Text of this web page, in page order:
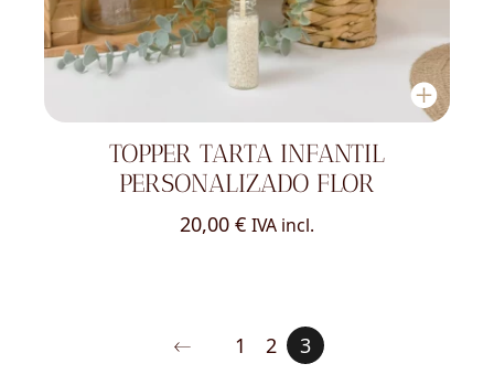
TOPPER TARTA INFANTIL
PERSONALIZADO FLOR
20,00 € IVA incl.
1 2 3